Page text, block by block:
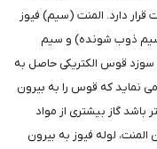
دارد. المنت (سیم) فیوز
ذوب شونده) و سیم
سوزد قوس الکتریکی حاصل به
می نماید که قوس را به بیرون
گاز بیشتری از مواد
لوله فیوز به بیرون